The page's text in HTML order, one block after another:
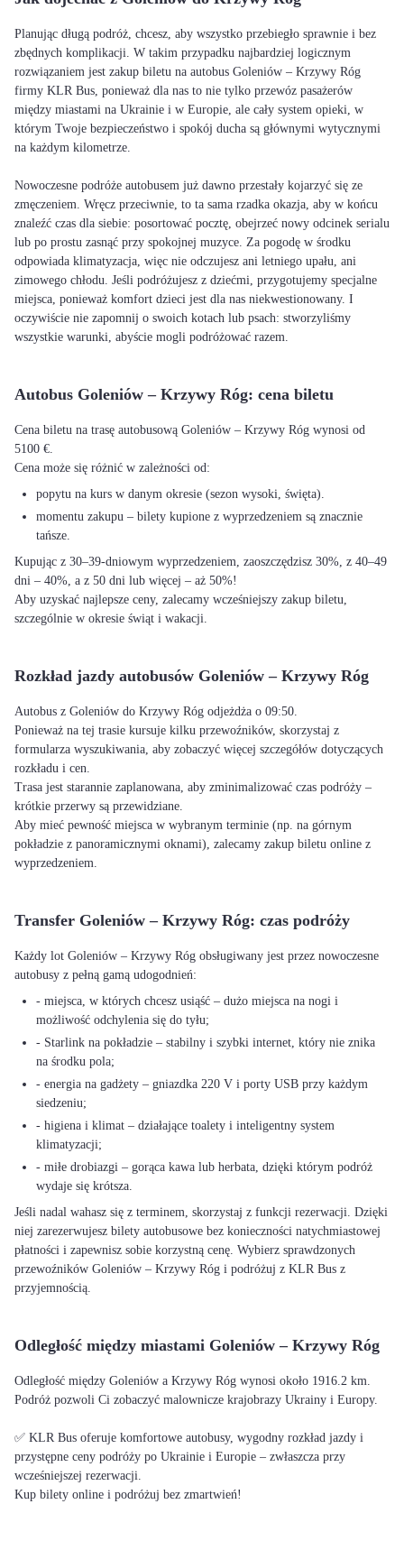
Planując długą podróż, chcesz, aby wszystko przebiegło sprawnie i bez
zbędnych komplikacji. W takim przypadku najbardziej logicznym
rozwiązaniem jest zakup biletu na autobus Goleniów – Krzywy Róg
firmy KLR Bus, ponieważ dla nas to nie tylko przewóz pasażerów
między miastami na Ukrainie i w Europie, ale cały system opieki, w
którym Twoje bezpieczeństwo i spokój ducha są głównymi wytycznymi
na każdym kilometrze.
Nowoczesne podróże autobusem już dawno przestały kojarzyć się ze
zmęczeniem. Wręcz przeciwnie, to ta sama rzadka okazja, aby w końcu
znaleźć czas dla siebie: posortować pocztę, obejrzeć nowy odcinek serialu
lub po prostu zasnąć przy spokojnej muzyce. Za pogodę w środku
odpowiada klimatyzacja, więc nie odczujesz ani letniego upału, ani
zimowego chłodu. Jeśli podróżujesz z dziećmi, przygotujemy specjalne
miejsca, ponieważ komfort dzieci jest dla nas niekwestionowany. I
oczywiście nie zapomnij o swoich kotach lub psach: stworzyliśmy
wszystkie warunki, abyście mogli podróżować razem.
Autobus Goleniów – Krzywy Róg: cena biletu
Cena biletu na trasę autobusową Goleniów – Krzywy Róg wynosi od
5100 €.
Cena może się różnić w zależności od:
popytu na kurs w danym okresie (sezon wysoki, święta).
momentu zakupu – bilety kupione z wyprzedzeniem są znacznie
tańsze.
Kupując z 30–39-dniowym wyprzedzeniem, zaoszczędzisz 30%, z 40–49
dni – 40%, a z 50 dni lub więcej – aż 50%!
Aby uzyskać najlepsze ceny, zalecamy wcześniejszy zakup biletu,
szczególnie w okresie świąt i wakacji.
Rozkład jazdy autobusów Goleniów – Krzywy Róg
Autobus z Goleniów do Krzywy Róg odjeżdża o 09:50.
Ponieważ na tej trasie kursuje kilku przewoźników, skorzystaj z
formularza wyszukiwania, aby zobaczyć więcej szczegółów dotyczących
rozkładu i cen.
Trasa jest starannie zaplanowana, aby zminimalizować czas podróży –
krótkie przerwy są przewidziane.
Aby mieć pewność miejsca w wybranym terminie (np. na górnym
pokładzie z panoramicznymi oknami), zalecamy zakup biletu online z
wyprzedzeniem.
Transfer Goleniów – Krzywy Róg: czas podróży
Każdy lot Goleniów – Krzywy Róg obsługiwany jest przez nowoczesne
autobusy z pełną gamą udogodnień:
- miejsca, w których chcesz usiąść – dużo miejsca na nogi i
możliwość odchylenia się do tyłu;
- Starlink na pokładzie – stabilny i szybki internet, który nie znika
na środku pola;
- energia na gadżety – gniazdka 220 V i porty USB przy każdym
siedzeniu;
- higiena i klimat – działające toalety i inteligentny system
klimatyzacji;
- miłe drobiazgi – gorąca kawa lub herbata, dzięki którym podróż
wydaje się krótsza.
Jeśli nadal wahasz się z terminem, skorzystaj z funkcji rezerwacji. Dzięki
niej zarezerwujesz bilety autobusowe bez konieczności natychmiastowej
płatności i zapewnisz sobie korzystną cenę. Wybierz sprawdzonych
przewoźników Goleniów – Krzywy Róg i podróżuj z KLR Bus z
przyjemnością.
Odległość między miastami Goleniów – Krzywy Róg
Odległość między Goleniów a Krzywy Róg wynosi około 1916.2 km.
Podróż pozwoli Ci zobaczyć malownicze krajobrazy Ukrainy i Europy.
✅ KLR Bus oferuje komfortowe autobusy, wygodny rozkład jazdy i
przystępne ceny podróży po Ukrainie i Europie – zwłaszcza przy
wcześniejszej rezerwacji.
Kup bilety online i podróżuj bez zmartwień!